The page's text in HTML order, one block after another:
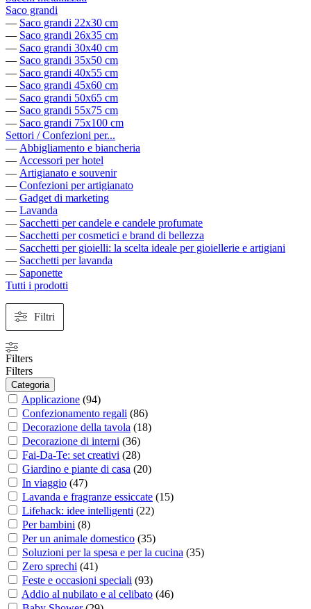
Saco grandi
— Saco grandi 22x30 cm
— Saco grandi 26x35 cm
— Saco grandi 30x40 cm
— Saco grandi 35x50 cm
— Saco grandi 40x55 cm
— Saco grandi 45x60 cm
— Saco grandi 50x65 cm
— Saco grandi 55x75 cm
— Saco grandi 75x100 cm
Settori / Confezioni per...
— Abbigliamento e biancheria
— Accessori per hotel
— Artigianato e souvenir
— Confezioni per artigianato
— Gadget di marketing
— Lavanda
— Sacchetti per candele e candele profumate
— Sacchetti per cosmetici e brand di bellezza
— Sacchetti per gioielli: la scelta ideale per gioiellerie e artigiani
— Sacchetti per lavanda
— Saponette
Tutti i prodotti
Filtri
Filters
Filters
Categoria
Applicazione (94)
Confezionamento regali (86)
Decorazione della tavola (18)
Decorazione di interni (36)
Fai-Da-Te: set creativi (28)
Giardino e piante di casa (20)
In viaggio (47)
Lavanda e fragranze essiccate (15)
Lifehack: idee intelligenti (22)
Per bambini (8)
Per un animale domestico (35)
Soluzioni per la spesa e per la cucina (35)
Zero sprechi (41)
Feste e occasioni speciali (93)
Addio al nubilato e al celibato (46)